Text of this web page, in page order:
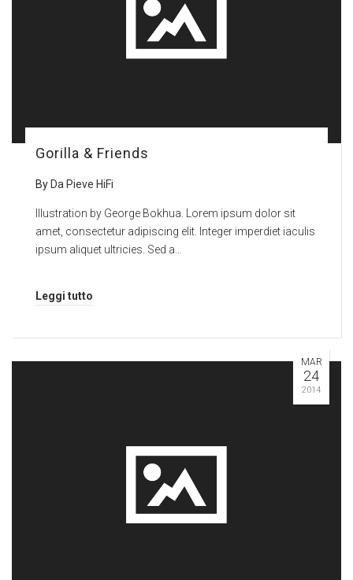
Gorilla & Friends
By Da Pieve HiFi
Illustration by George Bokhua. Lorem ipsum dolor sit
amet, consectetur adipiscing elit. Integer imperdiet iaculis
ipsum aliquet ultricies. Sed a…
Leggi tutto
MAR
24
2014